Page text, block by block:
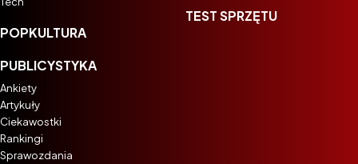
POPKULTURA
PUBLICYSTYKA
Ankiety
Artykuły
Ciekawostki
Rankingi
Sprawozdania
TEST SPRZĘTU